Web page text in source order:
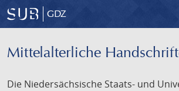
GDZ
Mittelalterliche
Die Niedersächsische Staats- und